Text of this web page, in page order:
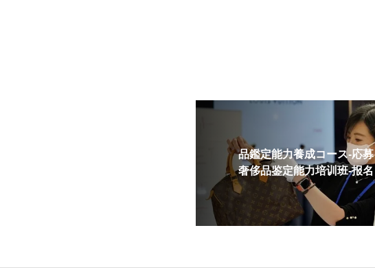
品鑑定能力養成コース-応募
奢侈品鉴定能力培训班-报名